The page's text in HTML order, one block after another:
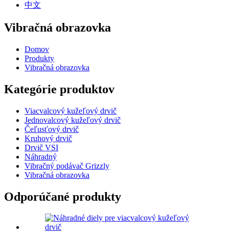
中文
Vibračná obrazovka
Domov
Produkty
Vibračná obrazovka
Kategórie produktov
Viacvalcový kužeľový drvič
Jednovalcový kužeľový drvič
Čeľusťový drvič
Kruhový drvič
Drvič VSI
Náhradný
Vibračný podávač Grizzly
Vibračná obrazovka
Odporúčané produkty